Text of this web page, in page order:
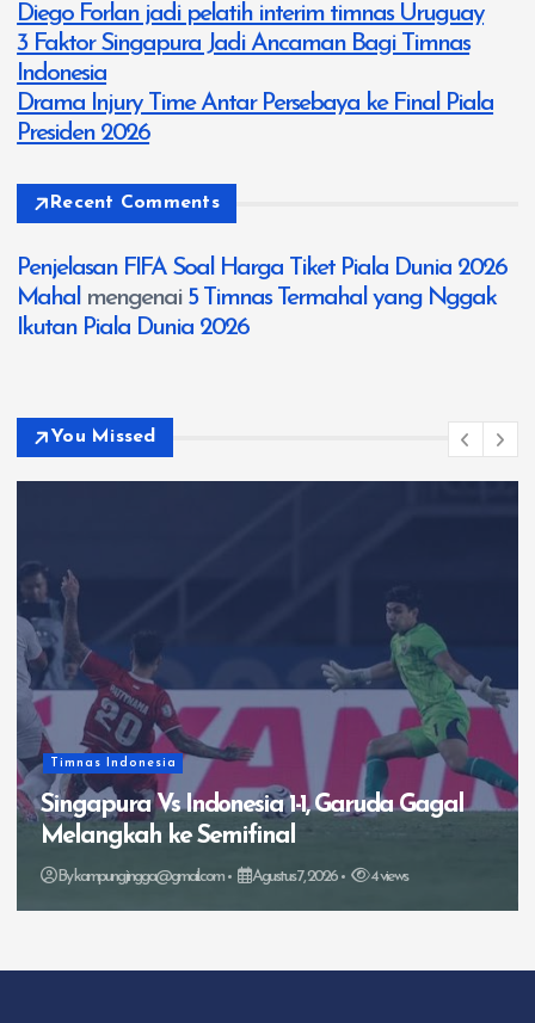
Diego Forlan jadi pelatih interim timnas Uruguay
3 Faktor Singapura Jadi Ancaman Bagi Timnas
Indonesia
Drama Injury Time Antar Persebaya ke Final Piala
Presiden 2026
Recent Comments
Penjelasan FIFA Soal Harga Tiket Piala Dunia 2026
Mahal mengenai 5 Timnas Termahal yang Nggak
Ikutan Piala Dunia 2026
You Missed
Timnas Indonesia
Singapura Vs Indonesia 1-1, Garuda Gagal
Melangkah ke Semifinal
Bykampungjingga@gmail.com Agustus 7, 2026 4 views